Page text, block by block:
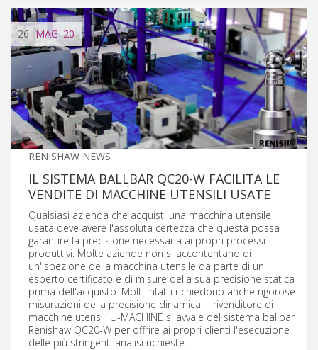
26 MAG'20
RENISHAW NEWS
IL SISTEMA BALLBAR QC20-W FACILITA LE
VENDITE DI MACCHINE UTENSILI USATE
Qualsiasi azienda che acquisti una macchina utensile
usata deve avere l'assoluta certezza che questa possa
garantire la precisione necessaria ai propri processi
produttivi. Molte aziende non si accontentano di
un'ispezione della macchina utensile da parte di un
esperto certificato e di misure della sua precisione statica
prima dell'acquisto. Molti infatti richiedono anche rigorose
misurazioni della precisione dinamica. Il rivenditore di
macchine utensili U-MACHINE si avvale del sistema ballbar
Renishaw QC20-W per offrire ai propri clienti l'esecuzione
delle più stringenti analisi richieste.